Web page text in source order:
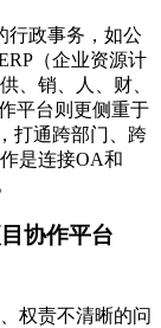
行政事务，如公
（企业资源计
、销、人、财、
平台则更侧重于
打通跨部门、跨
是连接OA和
协作平台
权责不清晰的问